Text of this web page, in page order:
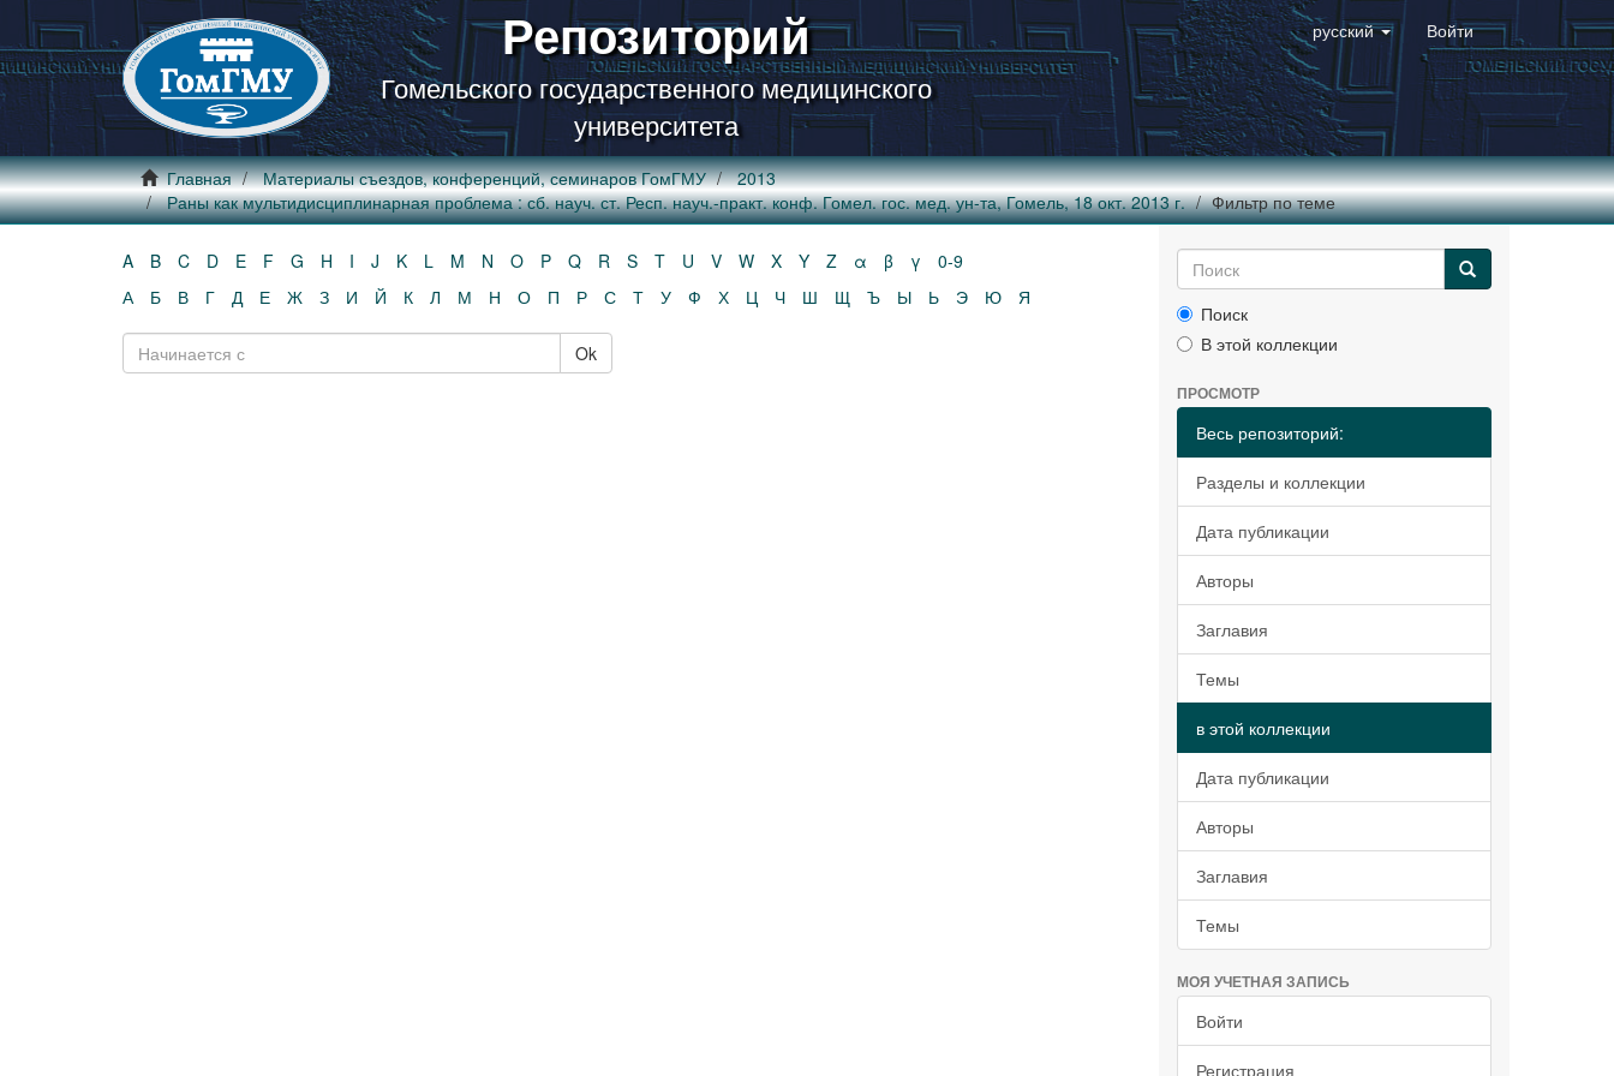
Репозиторий
Гомельского государственного медицинского
университета
русский Войти
Главная Материалы съездов, конференций, семинаров ГомГМУ
2013
Раны как мультидисциплинарная проблема : сб. науч. ст. Респ. науч.-практ. конф. Гомел. гос. мед. ун-та, Гомель, 18 окт. 2013 г.
Фильтр по теме
A B C D E F G H I J K L M N O P Q R S T U V W X Y Z α β γ
0-9
А
Б В Г Д Е Ж З И Й К Л М Н О П Р С Т У Ф Х Ц Ч Ш Щ Ъ Ы Ь Э Ю Я
Ok
Поиск
В этой коллекции
ПРОСМОТР
Весь репозиторий:
Разделы и коллекции
Дата публикации
Авторы
Заглавия
Темы
в этой коллекции
Дата публикации
Авторы
Заглавия
Темы
МОЯ УЧЕТНАЯ ЗАПИСЬ
Войти
Регистрация